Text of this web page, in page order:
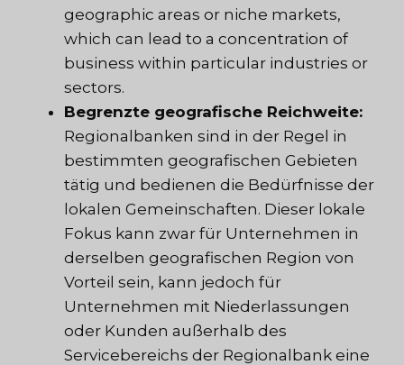
geographic areas or niche markets,
which can lead to a concentration of
business within particular industries or
sectors.
Begrenzte geografische Reichweite:
Regionalbanken sind in der Regel in
bestimmten geografischen Gebieten
tätig und bedienen die Bedürfnisse der
lokalen Gemeinschaften. Dieser lokale
Fokus kann zwar für Unternehmen in
derselben geografischen Region von
Vorteil sein, kann jedoch für
Unternehmen mit Niederlassungen
oder Kunden außerhalb des
Servicebereichs der Regionalbank eine